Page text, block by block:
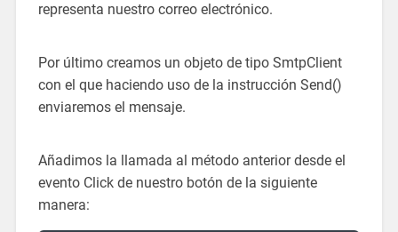
representa nuestro correo electrónico.
Por último creamos un objeto de tipo SmtpClient
con el que haciendo uso de la instrucción Send()
enviaremos el mensaje.
Añadimos la llamada al método anterior desde el
evento Click de nuestro botón de la siguiente
manera: